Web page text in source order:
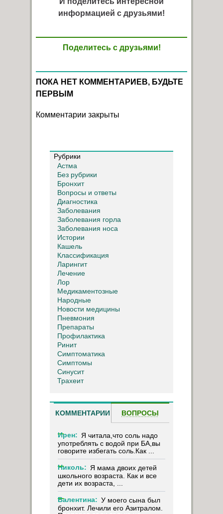
информацией с друзьями!
Поделитесь с друзьями!
ПОКА НЕТ КОММЕНТАРИЕВ, БУДЬТЕ
ПЕРВЫМ
Комментарии закрыты
Рубрики
Астма
Без рубрики
Бронхит
Вопросы и ответы
Диагностика
Заболевания
Заболевания горла
Заболевания носа
Истории
Кашель
Классификация
Ларингит
Лечение
Лор
Медикаментозные
Народные
Новости медицины
Пневмония
Препараты
Профилактика
Ринит
Симптоматика
Симптомы
Синусит
Трахеит
КОММЕНТАРИИ ВОПРОСЫ
Ирен: Я читала,что соль надо
употреблять с водой при БА,вы
говорите избегать соль.Как ...
Николь: Я мама двоих детей
школьного возраста. Как и все
дети их возраста, ...
Валентина: У моего сына был
бронхит. Лечили его Азитралом.